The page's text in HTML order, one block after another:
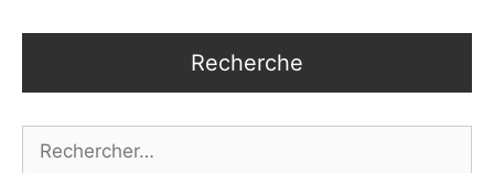
Recherche